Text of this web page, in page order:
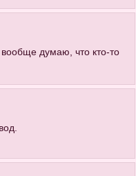
думаю, что кто-то